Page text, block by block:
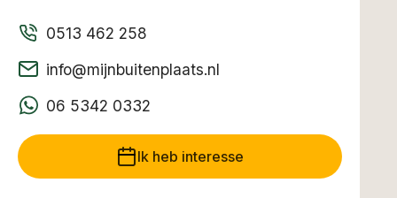
0513 462 258
info@mijnbuitenplaats.nl
06 5342 0332
Ik heb interesse